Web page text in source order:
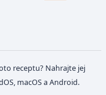
receptu? Nahrajte jej
macOS a Android.